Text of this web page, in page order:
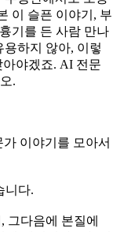
이 슬픈 이야기, 부
기를 든 사람 만나
하지 않아, 이렇
야겠죠. AI 전문
.
이야기를 모아서
니다.
그다음에 본질에